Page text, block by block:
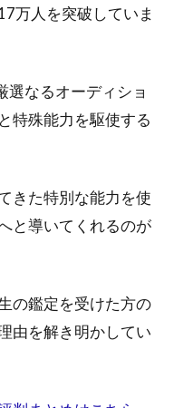
万人を突破していま
選なるオーディショ
特殊能力を駆使する
きた特別な能力を使
と導いてくれるのが
の鑑定を受けた方の
由を解き明かしてい